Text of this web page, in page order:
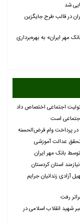
شد
در قالب طرح جایگزین
مهر ایران» به بهره‌برداری
است
استان کردستان
آزادی زندانیان جرایم
شهید انقلاب اسلامی در